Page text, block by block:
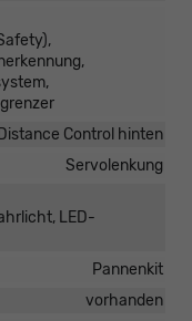
Control hinten
Servolenkung
LED-
Pannenkit
vorhanden